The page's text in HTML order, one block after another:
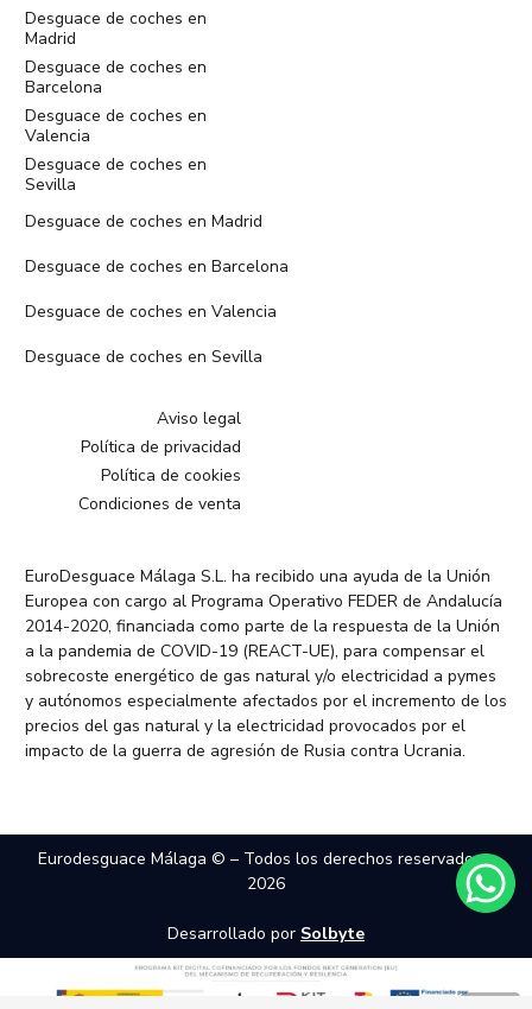
Desguace de coches en
Madrid
Desguace de coches en
Barcelona
Desguace de coches en
Valencia
Desguace de coches en
Sevilla
Desguace de coches en Madrid
Desguace de coches en Barcelona
Desguace de coches en Valencia
Desguace de coches en Sevilla
Aviso legal
Política de privacidad
Política de cookies
Condiciones de venta
EuroDesguace Málaga S.L. ha recibido una ayuda de la Unión
Europea con cargo al Programa Operativo FEDER de Andalucía
2014-2020, financiada como parte de la respuesta de la Unión
a la pandemia de COVID-19 (REACT-UE), para compensar el
sobrecoste energético de gas natural y/o electricidad a pymes
y autónomos especialmente afectados por el incremento de los
precios del gas natural y la electricidad provocados por el
impacto de la guerra de agresión de Rusia contra Ucrania.
Eurodesguace Málaga © – Todos los derechos reservados –
2026
Desarrollado por Solbyte